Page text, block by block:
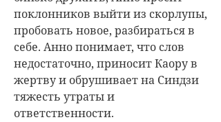
поклонников выйти из скорлупы,
пробовать новое, разбираться в
себе. Анно понимает, что слов
недостаточно, приносит Каору в
жертву и обрушивает на Синдзи
тяжесть утраты и
ответственности.